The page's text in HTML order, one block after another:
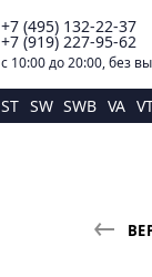
+7 (495) 132-22-37
+7 (919) 227-95-62
с 10:00 до 20:00, без
ST SW SWB VA